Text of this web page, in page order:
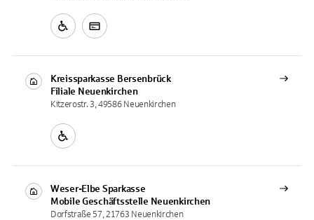
Kreissparkasse Bersenbrück
Filiale Neuenkirchen
Kitzerostr. 3, 49586 Neuenkirchen
Weser-Elbe Sparkasse
Mobile Geschäftsstelle Neuenkirchen
Dorfstraße 57, 21763 Neuenkirchen